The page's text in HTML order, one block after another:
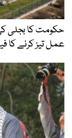
عمل تیز کرنے کا